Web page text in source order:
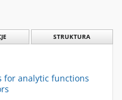
STRUKTURA
for analytic functions